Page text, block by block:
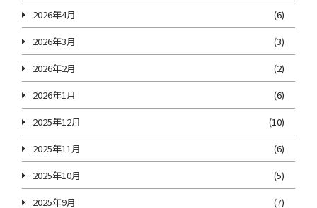
2026年4月
(6)
2026年3月
(3)
2026年2月
(2)
2026年1月
(6)
2025年12月
(10)
2025年11月
(6)
2025年10月
(5)
2025年9月
(7)